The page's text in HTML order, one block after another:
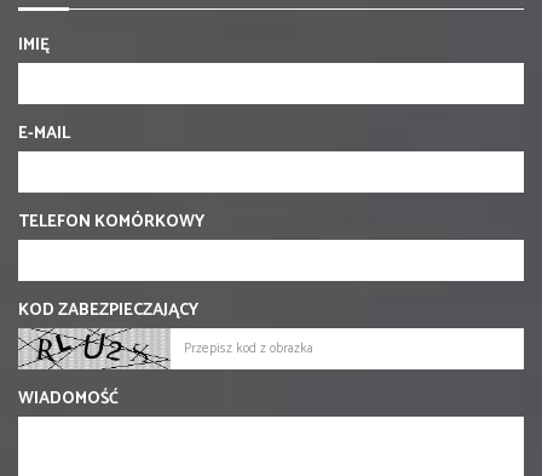
IMIĘ
E-MAIL
TELEFON KOMÓRKOWY
KOD ZABEZPIECZAJĄCY
WIADOMOŚĆ